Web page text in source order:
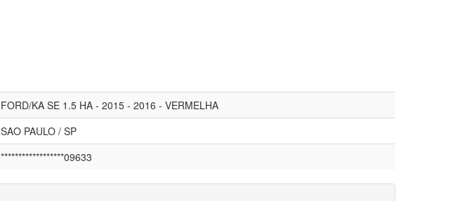
FORD/KA SE 1.5 HA - 2015 - 2016 - VERMELHA
SAO PAULO / SP
******************09633